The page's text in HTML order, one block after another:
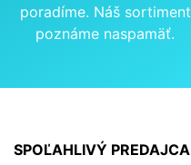
poradíme. Náš sortiment
poznáme naspamäť.
SPOĽAHLIVÝ PREDAJCA